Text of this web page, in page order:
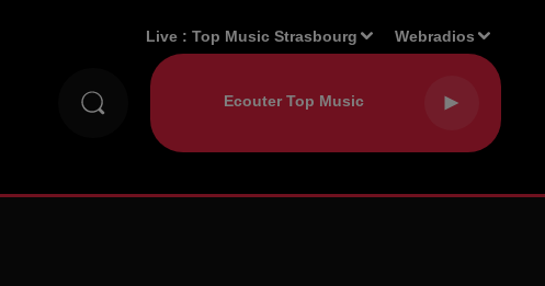
Live :Top Music Strasbourg Webradios